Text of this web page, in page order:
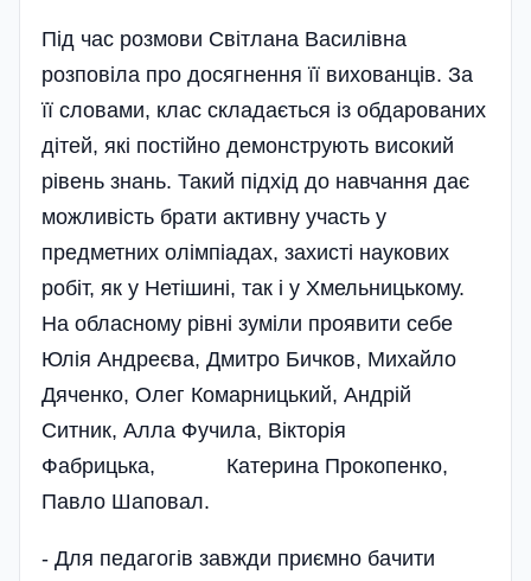
Під час розмови Світлана Ва­силівна
розповіла про досягнення її вихованців. За
її словами, клас складається із обдарованих
дітей, які постійно демонструють високий
рівень знань. Такий підхід до навчання дає
можливість брати активну участь у
предметних олімпіадах, захисті наукових
робіт, як у Нетішині, так і у Хмельницькому.
На обласному рівні зуміли проявити себе
Юлія Андреєва, Дмитро Бичков, Михайло
Дяченко, Олег Комарницький, Андрій
Ситник, Алла Фучила, Вікторія
Фабрицька, Катерина Прокопенко,
Павло Шаповал.
- Для педагогів завжди приємно бачити